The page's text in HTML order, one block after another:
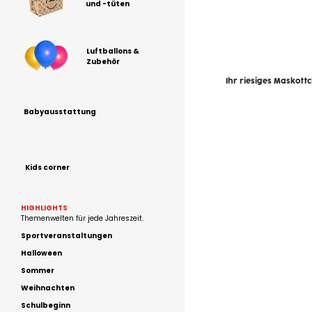
und -tüten
Luftballons &
Zubehör
Babyausstattung
Kids corner
HIGHLIGHTS
Themenwelten für jede Jahreszeit.
Sportveranstaltungen
Halloween
Sommer
Weihnachten
Schulbeginn
Ihr riesiges